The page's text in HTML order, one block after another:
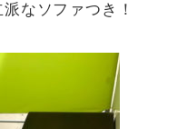
なソファつき！